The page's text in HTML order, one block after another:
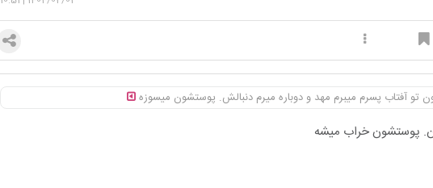
تو آفتاب پسرم میبرم مهد و دوباره میرم دنبالش. پوستشون میسوزه
پوستشون خراب میشه